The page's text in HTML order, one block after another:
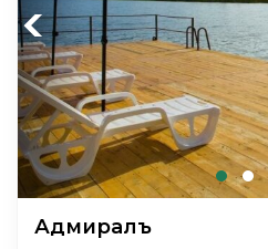
Previous
Адмиралъ